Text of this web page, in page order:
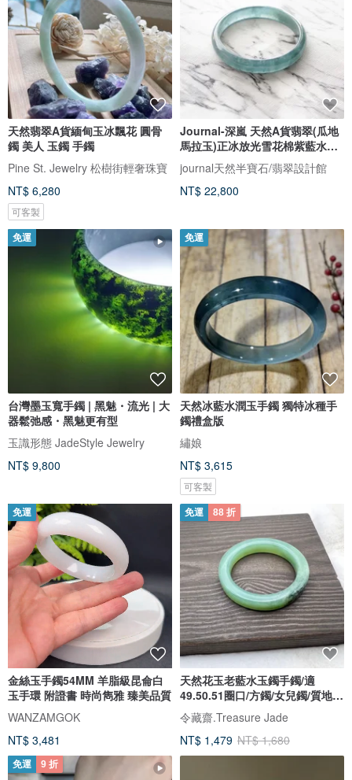
天然翡翠A貨緬甸玉冰飄花 圓骨
鐲 美人 玉鐲 手鐲
Pine St. Jewelry 松樹街輕奢珠寶
NT$ 6,280
可客製
Journal-深嵐 天然A貨翡翠(瓜地
馬拉玉)正冰放光雪花棉紫藍水手
鐲journal天然半寶石/翡翠設計館
NT$ 22,800
免運
台灣墨玉寬手鐲 | 黑魅・流光 | 大
器鬆弛感・黑魅更有型
玉識形態 JadeStyle Jewelry
NT$ 9,800
免運
天然冰藍水潤玉手鐲 獨特冰種手
鐲禮盒版
繡娘
NT$ 3,615
可客製
免運
金絲玉手鐲54MM 羊脂級昆侖白
玉手環 附證書 時尚雋雅 臻美品質
WANZAMGOK
NT$ 3,481
免運 88 折
天然花玉老藍水玉鐲手鐲/適
49.50.51圈口/方鐲/女兒鐲/質地
細/SS
令藏齋.Treasure Jade
NT$ 1,479 NT$ 1,680
免運 9 折